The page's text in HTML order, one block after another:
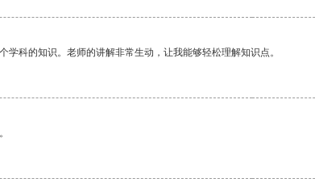
科的知识。老师的讲解非常生动，让我能够轻松理解知识点。